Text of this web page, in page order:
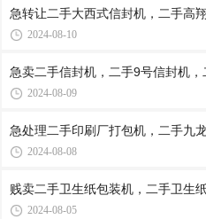
急转让二手大西式信封机，二手高
2024-08-10
急卖二手信封机，二手9号信封机
2024-08-09
急处理二手印刷厂打包机，二手九
2024-08-08
贱卖二手卫生纸包装机，二手卫生
2024-08-05